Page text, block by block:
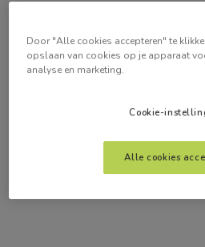
Door "Alle cookies accepteren" te
opslaan van cookies op je apparaat
analyse en marketing.
Cookie-
Alle cookies